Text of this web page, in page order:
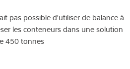
pas possible d'utiliser de balance à
les conteneurs dans une solution
450 tonnes